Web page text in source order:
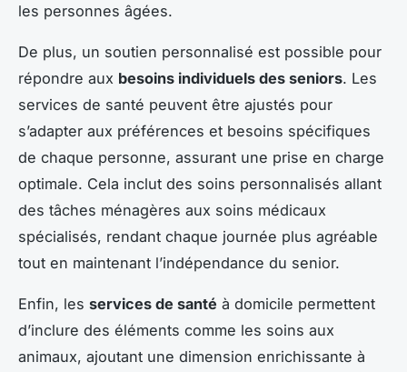
les personnes âgées.
De plus, un soutien personnalisé est possible pour
répondre aux besoins individuels des seniors. Les
services de santé peuvent être ajustés pour
s’adapter aux préférences et besoins spécifiques
de chaque personne, assurant une prise en charge
optimale. Cela inclut des soins personnalisés allant
des tâches ménagères aux soins médicaux
spécialisés, rendant chaque journée plus agréable
tout en maintenant l’indépendance du senior.
Enfin, les services de santé à domicile permettent
d’inclure des éléments comme les soins aux
animaux, ajoutant une dimension enrichissante à